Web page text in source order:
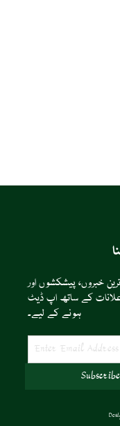
ترین خبروں، پیشکشوں اور
کے ساتھ اپ ڈیٹ
ہونے کے لیے۔